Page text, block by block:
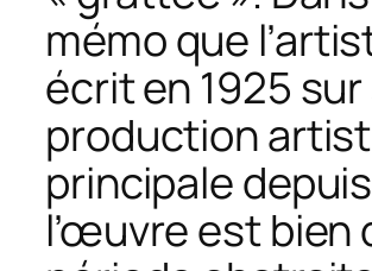
mémo que
écrit en 1925 sur
production
principale depuis
l’œuvre est bien